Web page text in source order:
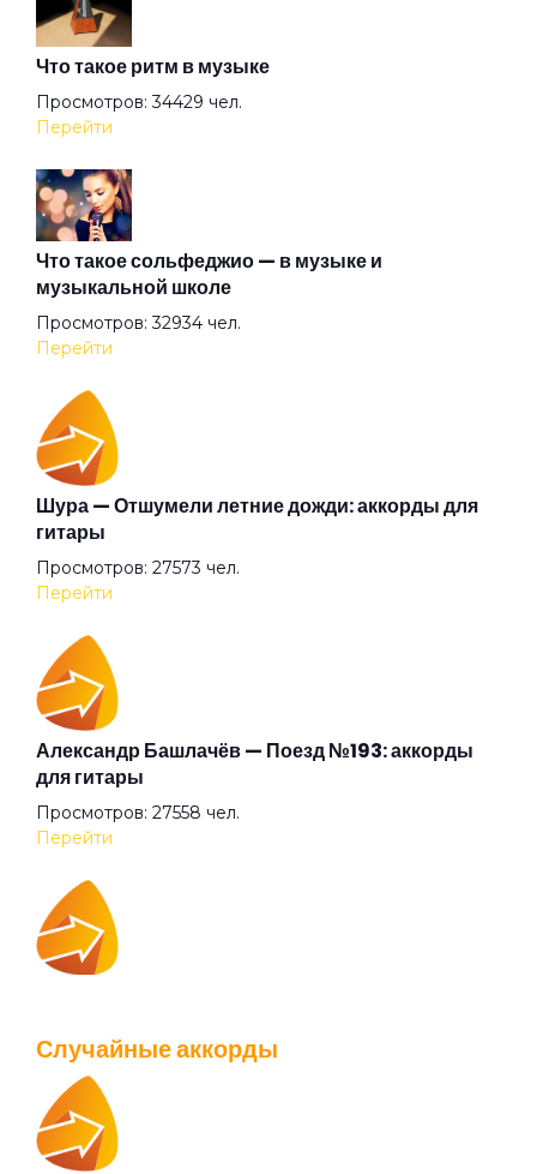
Герр Захер Мазох
Гильотины сечение
Гиперболоид
Глаза очерчены углём
Говорит и показывает
Граф "Д"
Дай себя сорвать
Два великана
Две судьбы
Декаданс
Дикая певица
Дикие игры
Что такое ритм в музыке
Просмотров: 34429 чел.
Перейти
Что такое сольфеджио — в музыке и
музыкальной школе
Просмотров: 32934 чел.
Перейти
Шура — Отшумели летние дожди: аккорды для
гитары
Просмотров: 27573 чел.
Перейти
Александр Башлачёв — Поезд №193: аккорды
для гитары
Просмотров: 27558 чел.
Перейти
Перейти
Случайные аккорды